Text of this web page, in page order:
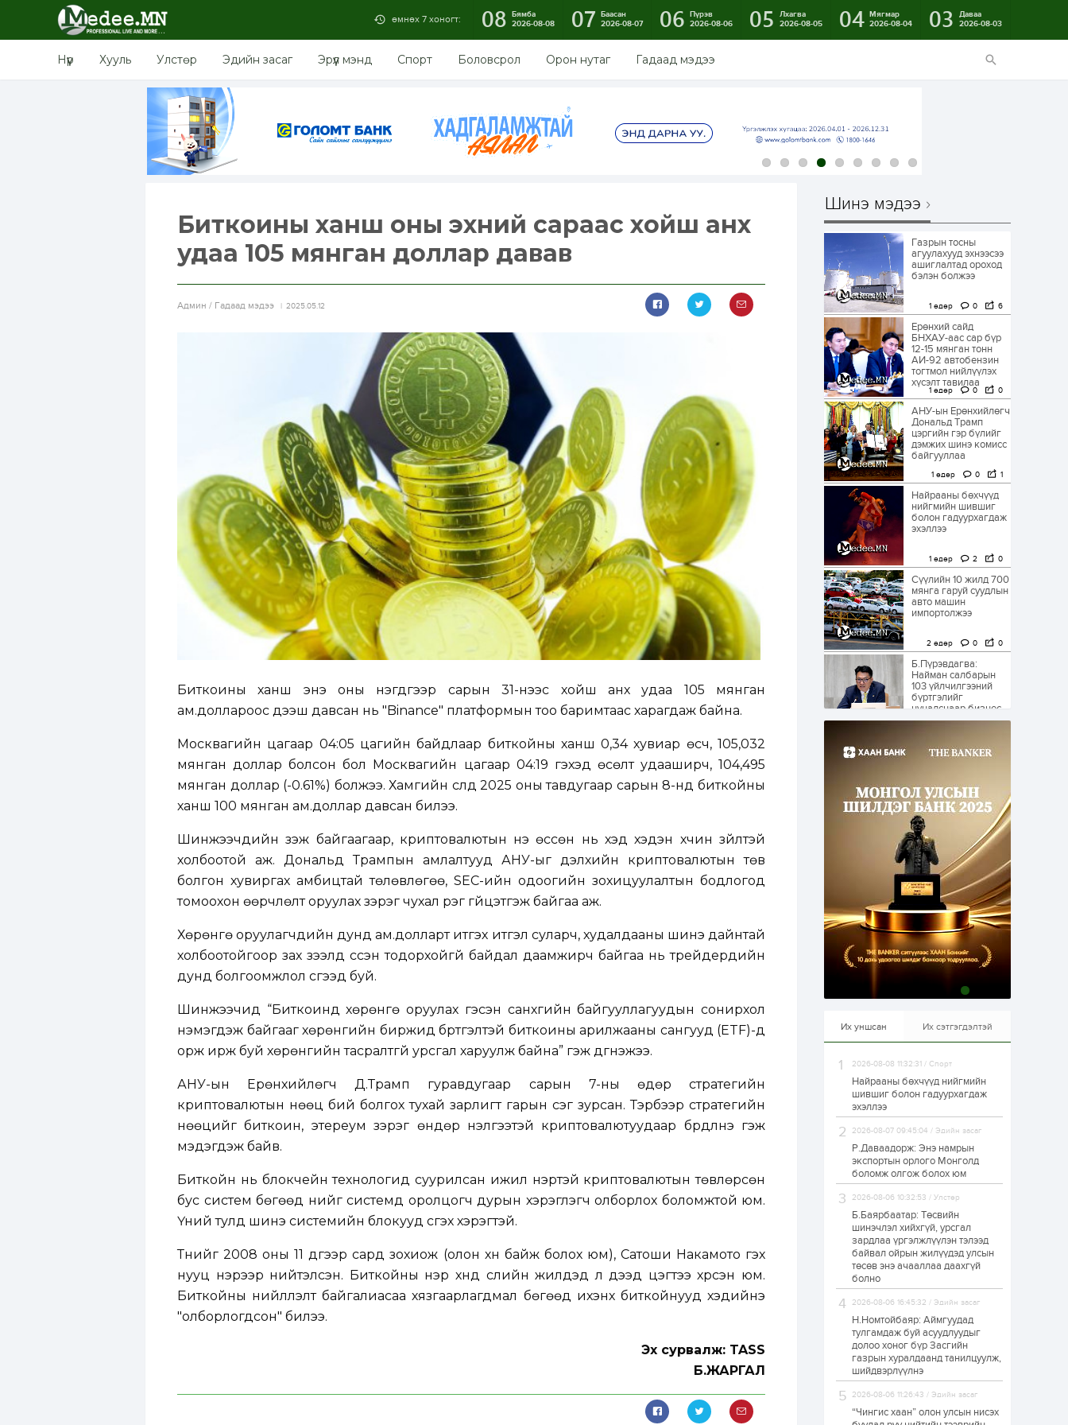
өмнөх 7 хоногт: 08 Бямба
2026-08-08
07 Баасан
2026-08-07
06 Пүрэв
2026-08-06
05
Лхагва
2026-08-05
04 Мягмар
2026-08-04
03
Даваа
2026-08-03
Нүүр Хууль Улстөр Эдийн засаг Эрүүл мэнд Спорт Боловсрол Орон нутаг Гадаад мэдээ
Биткоины ханш оны эхний сараас хойш анх
удаа 105 мянган доллар давав
Aдмин / Гадаад мэдээ 2025.05.12
Биткоины ханш энэ оны нэгдүгээр сарын 31-нээс хойш анх удаа 105 мянган
ам.доллароос дээш давсан нь "Binance" платформын тоо баримтаас харагдаж байна.
Москвагийн цагаар 04:05 цагийн байдлаар биткойны ханш 0,34 хувиар өсч, 105,032
мянган доллар болсон бол Москвагийн цагаар 04:19 гэхэд өсөлт удааширч, 104,495
мянган доллар (-0.61%) болжээ. Хамгийн сүүлд 2025 оны тавдугаар сарын 8-нд биткойны
ханш 100 мянган ам.доллар давсан билээ.
Шинжээчдийн үзэж байгаагаар, криптовалютын үнэ өссөн нь хэд хэдэн хүчин зүйлтэй
холбоотой аж. Дональд Трампын амлалтууд АНУ-ыг дэлхийн криптовалютын төв
болгон хувиргах амбицтай төлөвлөгөө, SEC-ийн одоогийн зохицуулалтын бодлогод
томоохон өөрчлөлт оруулах зэрэг чухал үүрэг гүйцэтгэж байгаа аж.
Хөрөнгө оруулагчдийн дунд ам.долларт итгэх итгэл суларч, худалдааны шинэ дайнтай
холбоотойгоор зах зээлд үүссэн тодорхойгүй байдал даамжирч байгаа нь трейдерүүдийн
дунд болгоомжлол үүсгээд буй.
Шинжээчид “Биткоинд хөрөнгө оруулах гэсэн санхүүгийн байгууллагуудын сонирхол
нэмэгдэж байгааг хөрөнгийн биржид бүртгэлтэй биткоины арилжааны сангууд (ETF)-д
орж ирж буй хөрөнгийн тасралтгүй урсгал харуулж байна” гэж дүгнэжээ.
АНУ-ын Ерөнхийлөгч Д.Трамп гуравдугаар сарын 7-ны өдөр стратегийн
криптовалютын нөөц бий болгох тухай зарлигт гарын үсэг зурсан. Тэрбээр стратегийн
нөөцийг биткоин, этереум зэрэг өндөр үнэлгээтэй криптовалютуудаар бүрдүүлнэ гэж
мэдэгдэж байв.
Биткойн нь блокчейн технологид суурилсан ижил нэртэй криптовалютын төвлөрсөн
бус систем бөгөөд үүнийг системд оролцогч дурын хэрэглэгч олборлох боломжтой юм.
Үүний тулд шинэ системийн блокууд үүсгэх хэрэгтэй.
Түүнийг 2008 оны 11 дүгээр сард зохиож (олон хүн байж болох юм), Сатоши Накамото гэх
нууц нэрээр нийтэлсэн. Биткойны нэр хүнд сүүлийн жилүүдэд л дээд цэгтээ хүрсэн юм.
Биткойны нийлүүлэлт байгалиасаа хязгаарлагдмал бөгөөд ихэнх биткойнууд хэдийнэ
"олборлогдсон" билээ.
Эх сурвалж: TASS
Б.ЖАРГАЛ
Шинэ мэдээ
Газрын тосны
агуулахууд эхнээсээ
ашиглалтад ороход
бэлэн болжээ
1 өдөр 0 6
Ерөнхий сайд
БНХАУ-аас сар бүр
12-15 мянган тонн
АИ-92 автобензин
тогтмол нийлүүлэх
хүсэлт тавилаа
1 өдөр 0 0
АНУ-ын Ерөнхийлөгч
Дональд Трамп
цэргийн гэр бүлийг
дэмжих шинэ комисс
байгууллаа
1 өдөр 0 1
Найрааны бөхчүүд
нийгмийн шившиг
болон гадуурхагдаж
эхэллээ
1 өдөр 2 0
Сүүлийн 10 жилд 700
мянга гаруй суудлын
авто машин
импортолжээ
2 өдөр 0 0
Б.Пүрэвдагва:
Найман салбарын
103 үйлчилгээний
бүртгэлийг
цуцалснаар бизнес
эрхлэхэд таатай...
Долдугаар сард
709.503 зөрчил
2 өдөр 0 0
Цалинтай ээжийн 50
мянган төгрөгийн
тэтгэмжийг 500
мянгад хүргэх
өргөдөлд санал авч
эхэлжээ
2 өдөр 2 0
Б.Түмэн-Өлзий: Олон
улсад хуримтлуулсан
мэдлэг, туршлагаа эх
орныхоо хөгжилд
зориулна
Алтны үнэ дөрвөн
өсөж байна
2 өдөр
Худалдагч
Н.Амарзаяа:
хуудастай өрийн
дэвтэр долоо хоногт
2 өдөр 0
Б.Хулан дэлхийн
аварга боллоо
2 өдөр
Р.Даваадорж: Энэ
намрын экспортын
боломж олгож болох
юм
2 өдөр 0
Автомашины улсын
дугаар сондгой
тоогоор төгссөн бол
өнөөдөр шатахуун
авна
Их уншсан Их сэтгэгдэлтэй
2026-08-08 11:32:31 / Спорт
Найрааны бөхчүүд нийгмийн
шившиг болон гадуурхагдаж
эхэллээ
2026-08-07 09:45:04 / Эдийн засаг
Р.Даваадорж: Энэ намрын
экспортын орлого Монголд
боломж олгож болох юм
2026-08-06 10:32:53 / Улстөр
Б.Баярбаатар: Төсвийн
шинэчлэл хийхгүй, урсгал
зардлаа үргэлжлүүлэн тэлээд
байвал ойрын жилүүдэд улсын
төсөв энэ ачааллаа даахгүй
болно
2026-08-06 16:45:32 / Эдийн засаг
Н.Номтойбаяр: Аймгуудад
тулгамдаж буй асуудлуудыг
долоо хоног бүр Засгийн
газрын хуралдаанд танилцуулж,
шийдвэрлүүлнэ
2026-08-06 11:26:43 / Эдийн засаг
“Чингис хаан” олон улсын нисэх